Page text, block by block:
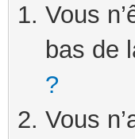
Vous
bas de
?
Vous